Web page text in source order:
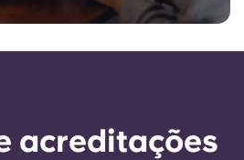
acreditações